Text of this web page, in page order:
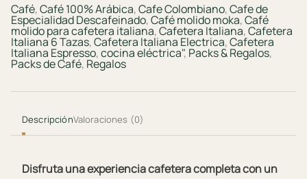
&
Café
Natural
100g
cantidad
Café,Café 100% Arábica,Cafe Colombiano,Cafe de
Especialidad Descafeinado,Café molido moka,Café
molido para cafetera italiana,Cafetera Italiana,Cafetera
Italiana 6 Tazas,Cafetera Italiana Electrica,Cafetera
Italiana Espresso,cocina eléctrica", Packs & Regalos,
Packs de Café, Regalos
DescripciónValoraciones (0)
Disfruta una experiencia cafetera completa con un